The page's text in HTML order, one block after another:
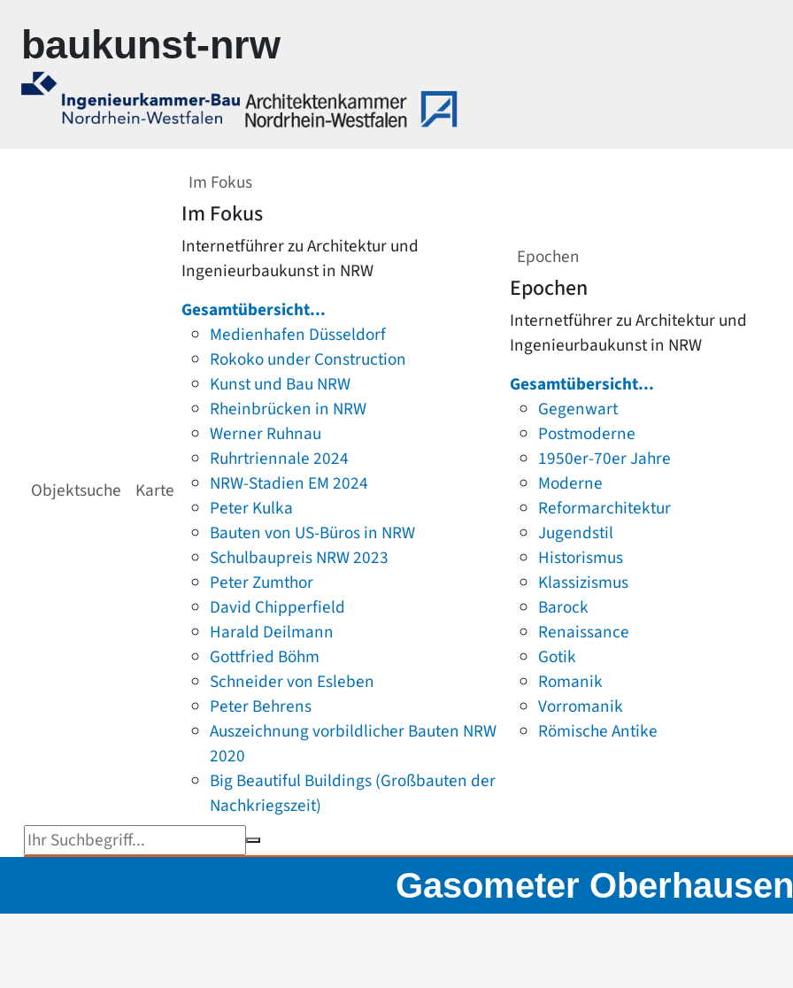
baukunst-nrw
Objektsuche Karte
Im Fokus
Im Fokus
Internetführer zu Architektur und
Ingenieurbaukunst in NRW
Gesamtübersicht...
Medienhafen Düsseldorf
Rokoko under Construction
Kunst und Bau NRW
Rheinbrücken in NRW
Werner Ruhnau
Ruhrtriennale 2024
NRW-Stadien EM 2024
Peter Kulka
Bauten von US-Büros in NRW
Schulbaupreis NRW 2023
Peter Zumthor
David Chipperfield
Harald Deilmann
Gottfried Böhm
Schneider von Esleben
Peter Behrens
Auszeichnung vorbildlicher Bauten NRW
2020
Big Beautiful Buildings (Großbauten der
Nachkriegszeit)
Epochen
Epochen
Internetführer zu Architektur und
Ingenieurbaukunst in NRW
Gesamtübersicht...
Gegenwart
Postmoderne
1950er-70er Jahre
Moderne
Reformarchitektur
Jugendstil
Historismus
Klassizismus
Barock
Renaissance
Gotik
Romanik
Vorromanik
Römische Antike
Suchbegriff eingeben
Gasometer Oberhausen